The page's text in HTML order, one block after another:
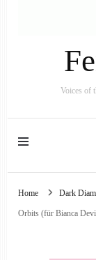
Voices of
Home Dark
Orbits (für Bianca